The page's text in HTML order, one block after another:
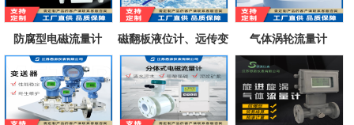
防腐型电磁流量计
磁翻板液位计、远传变
送器、磁致...
气体涡轮流量计